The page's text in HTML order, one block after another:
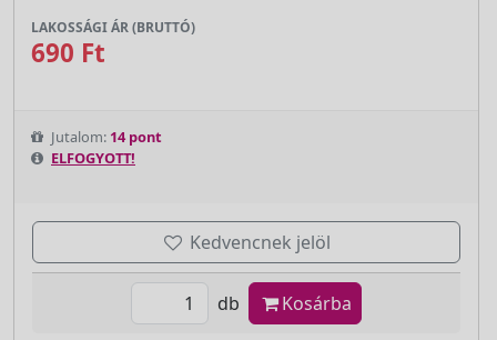
LAKOSSÁGI ÁR (BRUTTÓ)
690 Ft
Jutalom: 14 pont
ELFOGYOTT!
Kedvencnek jelöl
db Kosárba